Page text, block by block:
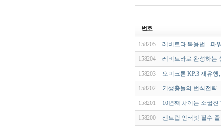
번호
158205 레비트라 복용법 - 파
158204 레비트라로 완성하는
158203 오미크론 KP.3 재유
158202 기생충들의 번식전략
158201 10년째 차이는 소꿉친
158200 센트립 인터넷 필수